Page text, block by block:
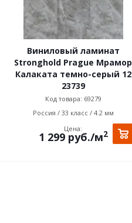
Виниловый ламинат
Stronghold Prague Мрамор
Калаката темно-серый 12
23739
Код товара: 69279
Россия / 33 класс / 4.2 мм
Цена:
1 299руб./м2